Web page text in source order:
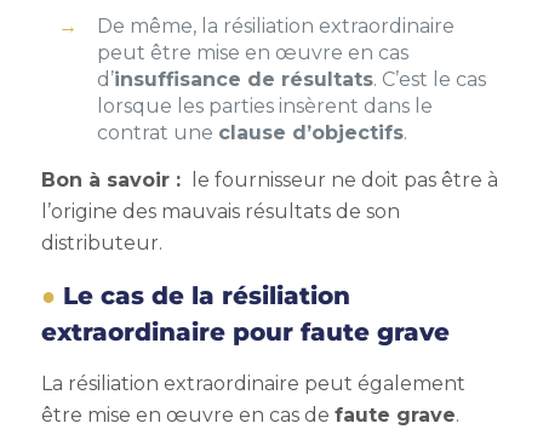
De même, la résiliation extraordinaire
peut être mise en œuvre en cas
d’insuffisance de résultats. C’est le cas
lorsque les parties insèrent dans le
contrat une clause d’objectifs.
Bon à savoir :
le fournisseur ne doit pas être à
l’origine des mauvais résultats de son
distributeur.
Le cas de la résiliation
extraordinaire pour faute grave
La résiliation extraordinaire peut également
être mise en œuvre en cas de faute grave.